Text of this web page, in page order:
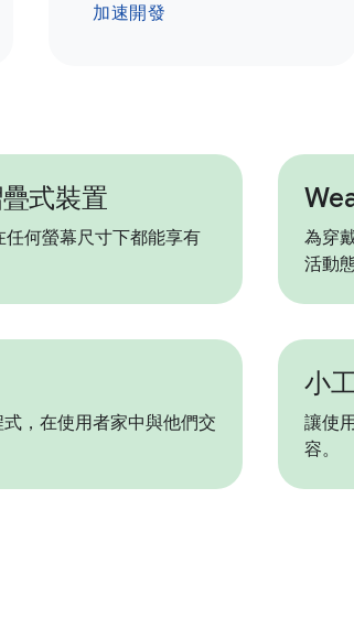
加速開發
式裝置
任何螢幕尺寸下都能享有
為穿
活動
，在使用者家中與他們交
小
讓使
容。